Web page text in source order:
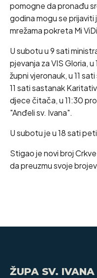
pomogne da pronađu
godina mogu se prijaviti
mrežama pokreta Mi
U subotu u 9 sati
pjevanja za VIS Gloria,
župni vjeronauk, u 11
11 sati sastanak
djece čitača, u 11:30
"Anđeli sv. Ivana".
U subotu je u 18 sati
Stigao je novi broj
da preuzmu svoje
ŽUPA SV. IVANA